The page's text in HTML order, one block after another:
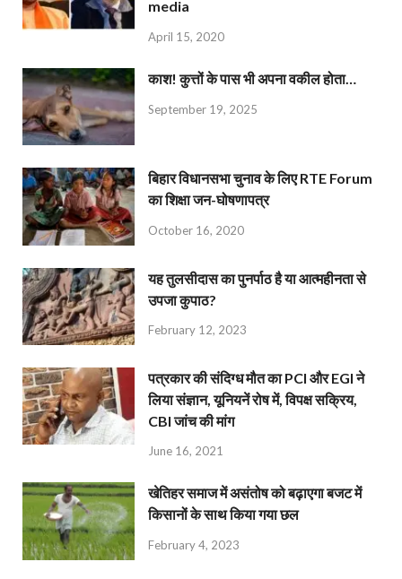
media
April 15, 2020
काश! कुत्तों के पास भी अपना वकील होता…
September 19, 2025
बिहार विधानसभा चुनाव के लिए RTE Forum
का शिक्षा जन-घोषणापत्र
October 16, 2020
यह तुलसीदास का पुनर्पाठ है या आत्महीनता से
उपजा कुपाठ?
February 12, 2023
पत्रकार की संदिग्ध मौत का PCI और EGI ने
लिया संज्ञान, यूनियनें रोष में, विपक्ष सक्रिय,
CBI जांच की मांग
June 16, 2021
खेतिहर समाज में असंतोष को बढ़ाएगा बजट में
किसानों के साथ किया गया छल
February 4, 2023